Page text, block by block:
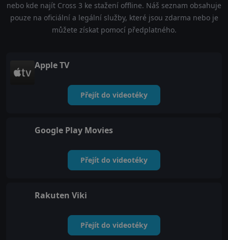
nebo kde najít Cross 3 ke stažení offline. Náš seznam obsahuje
pouze na oficiální a legální služby, které jsou zdarma nebo je
můžete získat pomocí předplatného.
Apple TV
Přejít do videotéky
Google Play Movies
Přejít do videotéky
Rakuten Viki
Přejít do videotéky